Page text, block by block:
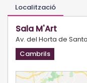
Localització
Sala M'Art
Av. del Horta de
Cambrils